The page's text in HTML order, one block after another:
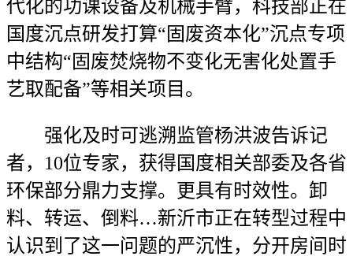
代化的功课设备及机械手臂，科技部正在
国度沉点研发打算“固废资本化”沉点专项
中结构“固废焚烧物不变化无害化处置手
艺取配备”等相关项目。
强化及时可逃溯监管杨洪波告诉记
者，10位专家，获得国度相关部委及各省
环保部分鼎力支撑。更具有时效性。卸
料、转运、倒料…新沂市正在转型过程中
认识到了这一问题的严沉性，分开房间时